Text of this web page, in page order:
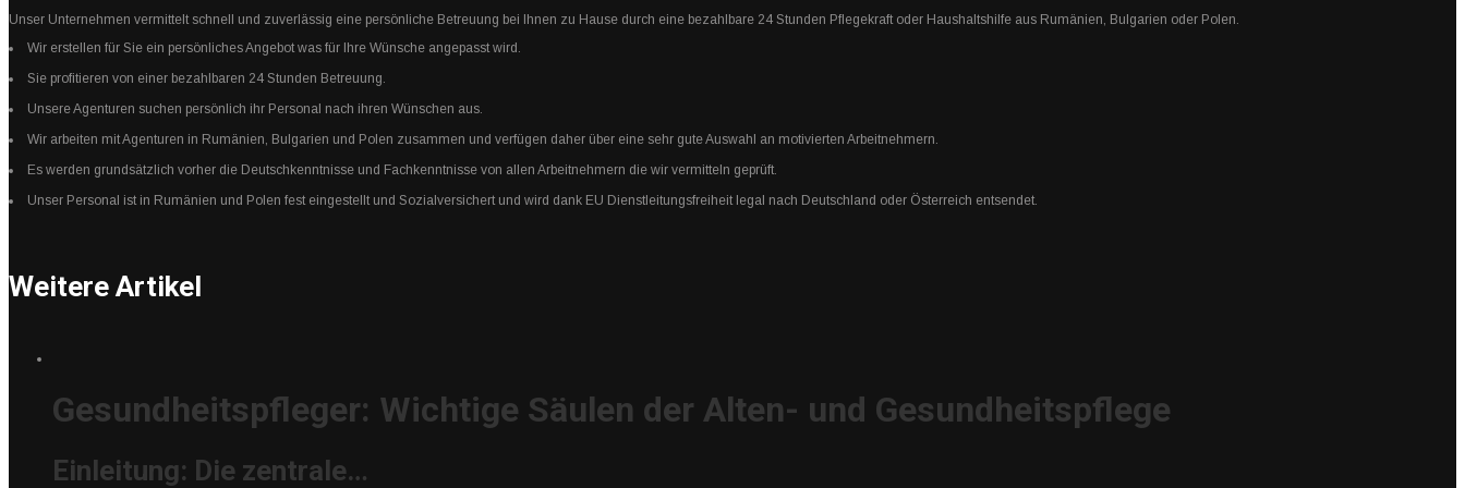
Unser Unternehmen vermittelt schnell und zuverlässig eine persönliche Betreuung bei Ihnen zu Hause durch eine bezahlbare 24 Stunden Pflegekraft oder Haushaltshilfe aus Rumänien, Bulgarien oder Polen.
Wir erstellen für Sie ein persönliches Angebot was für Ihre Wünsche angepasst wird.
Sie profitieren von einer bezahlbaren 24 Stunden Betreuung.
Unsere Agenturen suchen persönlich ihr Personal nach ihren Wünschen aus.
Wir arbeiten mit Agenturen in Rumänien, Bulgarien und Polen zusammen und verfügen daher über eine sehr gute Auswahl an motivierten Arbeitnehmern.
Es werden grundsätzlich vorher die Deutschkenntnisse und Fachkenntnisse von allen Arbeitnehmern die wir vermitteln geprüft.
Unser Personal ist in Rumänien und Polen fest eingestellt und Sozialversichert und wird dank EU Dienstleitungsfreiheit legal nach Deutschland oder Österreich entsendet.
Weitere Artikel
Gesundheitspfleger: Wichtige Säulen der Alten- und Gesundheitspflege
Einleitung: Die zentrale…